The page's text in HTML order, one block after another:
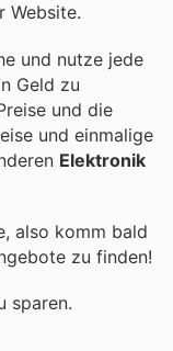
Website.
und nutze jede
Geld zu
und die
und einmalige
Elektronik
also komm bald
zu finden!
sparen.